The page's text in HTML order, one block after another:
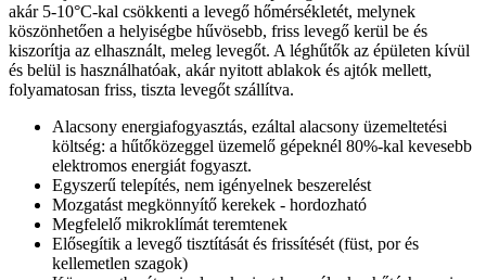
akár 5-10°C-kal csökkenti a levegő hőmérsékletét, melynek
köszönhetően a helyiségbe hűvösebb, friss levegő kerül be és
kiszorítja az elhasznált, meleg levegőt. A léghűtők az épületen kívül
és belül is használhatóak, akár nyitott ablakok és ajtók mellett,
folyamatosan friss, tiszta levegőt szállítva.
Alacsony energiafogyasztás, ezáltal alacsony üzemeltetési
költség: a hűtőközeggel üzemelő gépeknél 80%-kal kevesebb
elektromos energiát fogyaszt.
Egyszerű telepítés, nem igényelnek beszerelést
Mozgatást megkönnyítő kerekek - hordozható
Megfelelő mikroklímát teremtenek
Elősegítik a levegő tisztítását és frissítését (füst, por és
kellemetlen szagok)